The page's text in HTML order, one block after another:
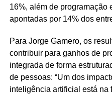
16%, além de programação
apontadas por 14% dos
Para Jorge Gamero, os
contribuir para ganhos de
integrada de forma
de pessoas: “Um dos
inteligência artificial está na